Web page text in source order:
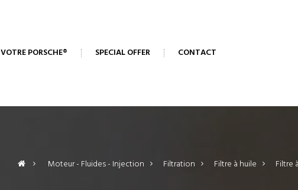
VOTRE PORSCHE® SPECIAL OFFER CONTACT
> Moteur - Fluides - Injection > Filtration > Filtre à huile > Filtre